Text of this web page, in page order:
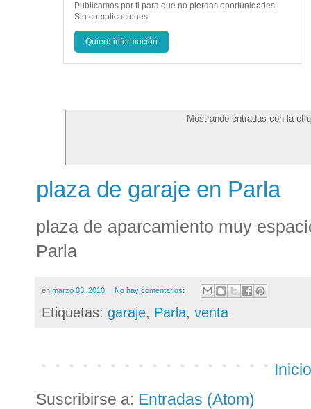
Publicamos por ti para que no pierdas oportunidades.
Sin complicaciones.
Quiero información
Mostrando entradas con la
plaza de garaje en Parla
plaza de aparcamiento muy
Parla
en marzo 03, 2010 No hay comentarios:
Etiquetas: garaje, Parla, venta
Inicio
Suscribirse a: Entradas (Atom)